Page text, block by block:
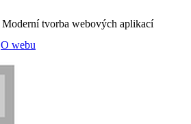
Moderní tvorba webových aplikací
O webu